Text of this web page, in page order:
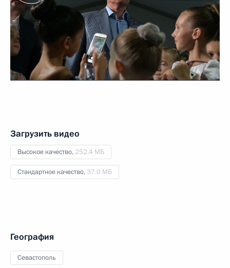
Загрузить видео
Высокое качество, 252.4 МБ
Стандартное качество, 37.0 МБ
География
Севастополь